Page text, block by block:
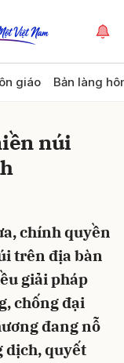
giáo Bản làng
núi
chính quyền
trên địa bàn
giải pháp
chống đại
đang nỗ
dịch, quyết
Hủy Gửi